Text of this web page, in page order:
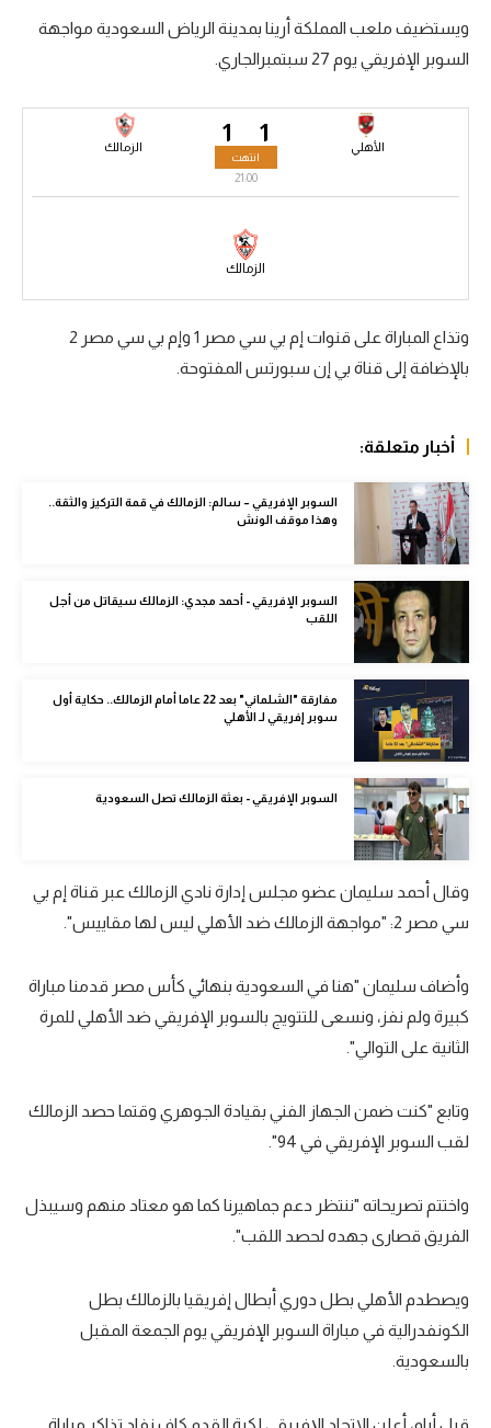
الدوري المصري
الكرة الأوروبية
الكرة الإفريقية
منتخب مصر
سعودي في الجول
القسم الثاني
أمم إفريقيا
كرة السلة الأمريكية
كرة سلة
كرة يد
كرة طائرة
الوطن العربي
في المونديال
رياضة نسائية
آسيا
أمريكا
ركن الألعاب
أقسام خاصة
ميركاتو
تقرير في الجول
حكايات في الجول
فيديو في الجول
ويستضيف ملعب المملكة أرينا بمدينة الرياض السعودية مواجهة
السوبر الإفريقي يوم 27 سبتمبرالجاري.
1 الأهلي 1 الزمالك
انتهت
21:00
الزمالك
وتذاع المباراة على قنوات إم بي سي مصر 1 وإم بي سي مصر 2
بالإضافة إلى قناة بي إن سبورتس المفتوحة.
أخبار متعلقة:
السوبر الإفريقي – سالم: الزمالك في قمة التركيز والثقة..
وهذا موقف الونش
السوبر الإفريقي - أحمد مجدي: الزمالك سيقاتل من أجل
اللقب
مفارقة "الشلماني" بعد 22 عاما أمام الزمالك.. حكاية أول
سوبر إفريقي لـ الأهلي
السوبر الإفريقي - بعثة الزمالك تصل السعودية
وقال أحمد سليمان عضو مجلس إدارة نادي الزمالك عبر قناة إم بي
سي مصر 2: "مواجهة الزمالك ضد الأهلي ليس لها مقاييس".
وأضاف سليمان "هنا في السعودية بنهائي كأس مصر قدمنا مباراة
كبيرة ولم نفز، ونسعى للتتويج بالسوبر الإفريقي ضد الأهلي للمرة
الثانية على التوالي".
وتابع "كنت ضمن الجهاز الفني بقيادة الجوهري وقتما حصد الزمالك
لقب السوبر الإفريقي في 94".
واختتم تصريحاته "ننتظر دعم جماهيرنا كما هو معتاد منهم وسيبذل
الفريق قصارى جهده لحصد اللقب".
ويصطدم الأهلي بطل دوري أبطال إفريقيا بالزمالك بطل
الكونفدرالية في مباراة السوبر الإفريقي يوم الجمعة المقبل
بالسعودية.
قبل أيام، أعلن الاتحاد الإفريقي لكرة القدم كاف نفاد تذاكر مباراة